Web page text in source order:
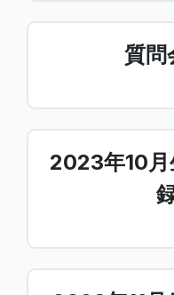
質問
2023年10